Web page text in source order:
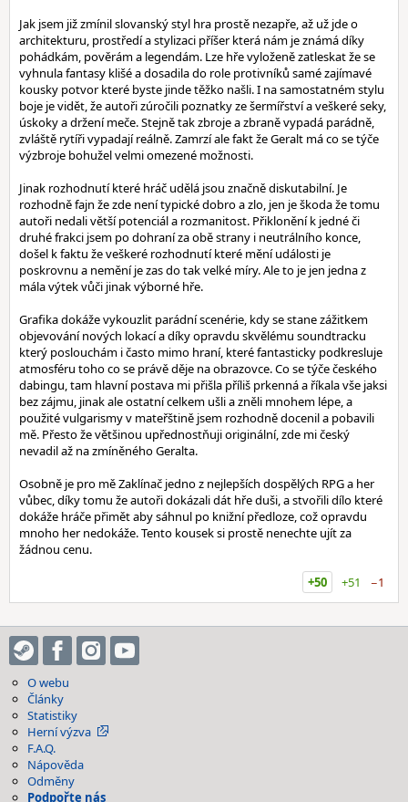
Jak jsem již zmínil slovanský styl hra prostě nezapře, až už jde o
architekturu, prostředí a stylizaci příšer která nám je známá díky
pohádkám, pověrám a legendám. Lze hře vyloženě zatleskat že se
vyhnula fantasy klišé a dosadila do role protivníků samé zajímavé
kousky potvor které byste jinde těžko našli. I na samostatném stylu
boje je vidět, že autoři zúročili poznatky ze šermířství a veškeré seky,
úskoky a držení meče. Stejně tak zbroje a zbraně vypadá parádně,
zvláště rytíři vypadají reálně. Zamrzí ale fakt že Geralt má co se týče
výzbroje bohužel velmi omezené možnosti.
Jinak rozhodnutí které hráč udělá jsou značně diskutabilní. Je
rozhodně fajn že zde není typické dobro a zlo, jen je škoda že tomu
autoři nedali větší potenciál a rozmanitost. Přiklonění k jedné či
druhé frakci jsem po dohraní za obě strany i neutrálního konce,
došel k faktu že veškeré rozhodnutí které mění události je
poskrovnu a nemění je zas do tak velké míry. Ale to je jen jedna z
mála výtek vůči jinak výborné hře.
Grafika dokáže vykouzlit parádní scenérie, kdy se stane zážitkem
objevování nových lokací a díky opravdu skvělému soundtracku
který poslouchám i často mimo hraní, které fantasticky podkresluje
atmosféru toho co se právě děje na obrazovce. Co se týče českého
dabingu, tam hlavní postava mi přišla příliš prkenná a říkala vše jaksi
bez zájmu, jinak ale ostatní celkem ušli a zněli mnohem lépe, a
použité vulgarismy v mateřštině jsem rozhodně docenil a pobavili
mě. Přesto že většinou upřednostňuji originální, zde mi český
nevadil až na zmíněného Geralta.
Osobně je pro mě Zaklínač jedno z nejlepších dospělých RPG a her
vůbec, díky tomu že autoři dokázali dát hře duši, a stvořili dílo které
dokáže hráče přimět aby sáhnul po knižní předloze, což opravdu
mnoho her nedokáže. Tento kousek si prostě nenechte ujít za
žádnou cenu.
+50
+51 −1
O webu
Články
Statistiky
Herní výzva
F.A.Q.
Nápověda
Odměny
Podpořte nás